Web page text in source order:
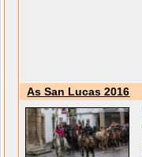
As San Lucas 2016